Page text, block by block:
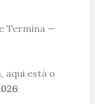
Termina —
aqui está o
: